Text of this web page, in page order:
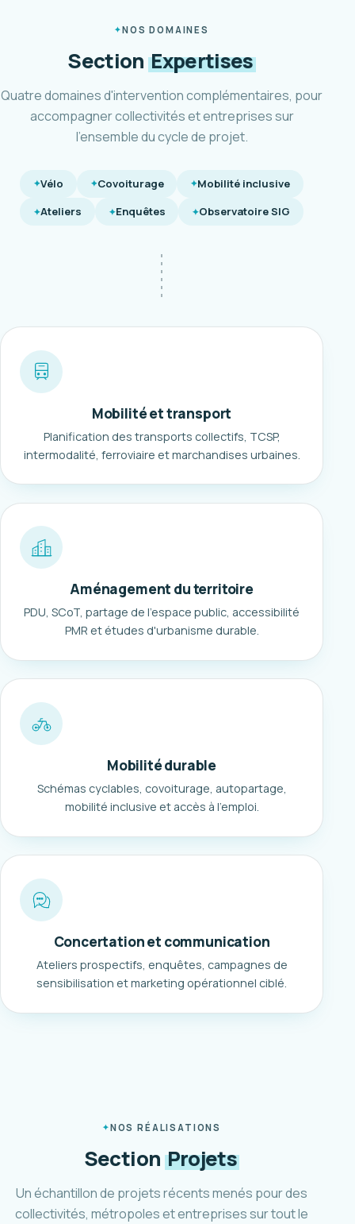
NOS DOMAINES
SectionExpertises
Quatre domaines d'intervention complémentaires, pour
accompagner collectivités et entreprises sur
l'ensemble du cycle de projet.
Vélo Covoiturage
Mobilité inclusive
Ateliers
Enquêtes Observatoire SIG
Mobilité et transport
Planification des transports collectifs, TCSP,
intermodalité, ferroviaire et marchandises urbaines.
Aménagement du territoire
PDU, SCoT, partage de l'espace public, accessibilité
PMR et études d'urbanisme durable.
Mobilité durable
Schémas cyclables, covoiturage, autopartage,
mobilité inclusive et accès à l'emploi.
Concertation et communication
Ateliers prospectifs, enquêtes, campagnes de
sensibilisation et marketing opérationnel ciblé.
NOS RÉALISATIONS
Section Projets
Un échantillon de projets récents menés pour des
collectivités, métropoles et entreprises sur tout le